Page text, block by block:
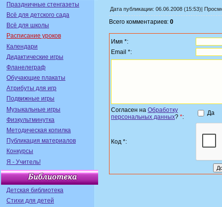
Праздничные стенгазеты
Всё для детского сада
Всё для школы
Расписание уроков
Календари
Дидактические игры
Фланелеграф
Обучающие плакаты
Атрибуты для игр
Подвижные игры
Музыкальные игры
Физкультминутка
Методическая копилка
Публикация материалов
Конкурсы
Я - Учитель!
Детская библиотека
Стихи для детей
Дата публикации: 06.06.2008 (15:53)|
Всего комментариев: 0
Имя *:
Email *:
Согласен на Обработку
персональных данных? *:
Да
Код *: